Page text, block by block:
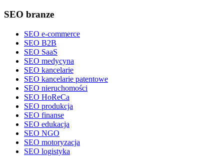
SEO branze
SEO e-commerce
SEO B2B
SEO SaaS
SEO medycyna
SEO kancelarie
SEO kancelarie patentowe
SEO nieruchomości
SEO HoReCa
SEO produkcja
SEO finanse
SEO edukacja
SEO NGO
SEO motoryzacja
SEO logistyka